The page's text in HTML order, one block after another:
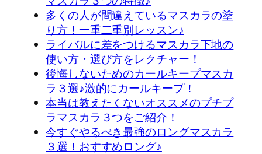
多くの人が間違えているマスカラの塗
り方！一重二重別レッスン♪
ライバルに差をつけるマスカラ下地の
使い方・選び方をレクチャー！
後悔しないためのカールキープマスカ
ラ３選♪激的にカールキープ！
本当は教えたくないオススメのプチプ
ラマスカラ３つをご紹介！
今すぐやるべき最強のロングマスカラ
３選！おすすめロング♪